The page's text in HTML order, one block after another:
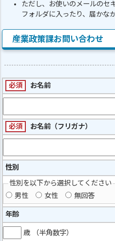
ただし、お使いのメールのセ
フォルダに入ったり、届かな
産業政策課お問い合わせ
必須 お名前
必須 お名前（フリガナ）
性別
性別を以下から選択してください
男性
女性 無回答
年齢
歳 （半角数字）